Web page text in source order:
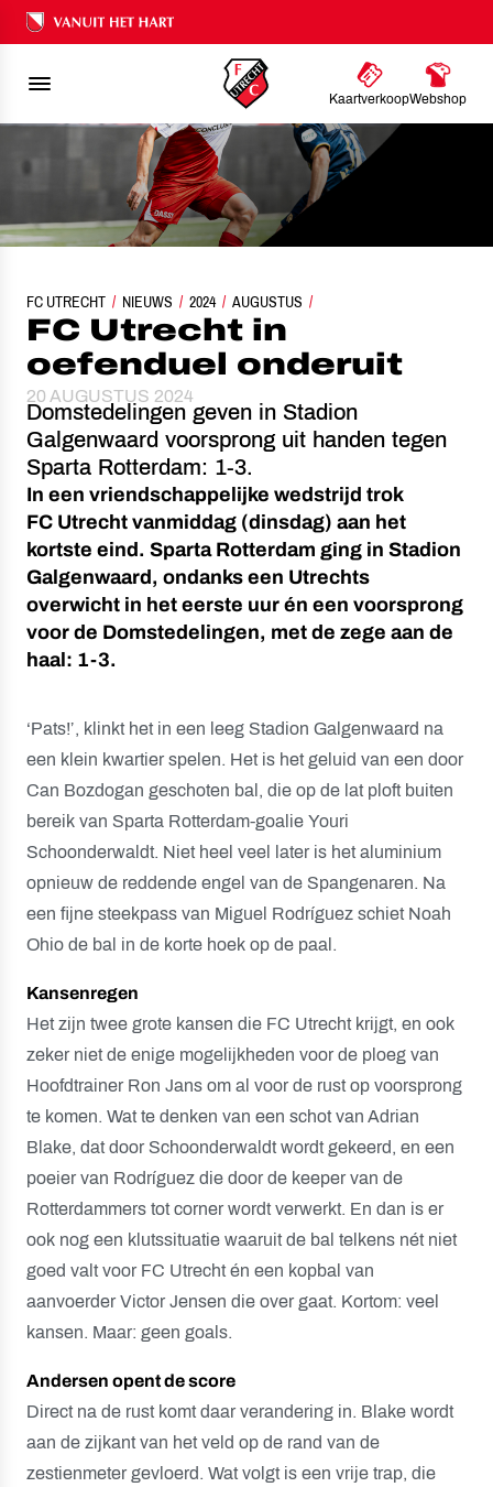
Ons nalatenschap
KaartverkoopWebshop
FC UTRECHT NIEUWS 2024 AUGUSTUS
FC UTRECHT IN OEFENDUEL ONDERUIT
FC Utrecht in
oefenduel onderuit
20 AUGUSTUS 2024
Domstedelingen geven in Stadion
Galgenwaard voorsprong uit handen tegen
Sparta Rotterdam: 1-3.
In een vriendschappelijke wedstrijd trok
FC Utrecht vanmiddag (dinsdag) aan het
kortste eind. Sparta Rotterdam ging in Stadion
Galgenwaard, ondanks een Utrechts
overwicht in het eerste uur én een voorsprong
voor de Domstedelingen, met de zege aan de
haal: 1-3.
‘Pats!’, klinkt het in een leeg Stadion Galgenwaard na
een klein kwartier spelen. Het is het geluid van een door
Can Bozdogan geschoten bal, die op de lat ploft buiten
bereik van Sparta Rotterdam-goalie Youri
Schoonderwaldt. Niet heel veel later is het aluminium
opnieuw de reddende engel van de Spangenaren. Na
een fijne steekpass van Miguel Rodríguez schiet Noah
Ohio de bal in de korte hoek op de paal.
Kansenregen
Het zijn twee grote kansen die FC Utrecht krijgt, en ook
zeker niet de enige mogelijkheden voor de ploeg van
Hoofdtrainer Ron Jans om al voor de rust op voorsprong
te komen. Wat te denken van een schot van Adrian
Blake, dat door Schoonderwaldt wordt gekeerd, en een
poeier van Rodríguez die door de keeper van de
Rotterdammers tot corner wordt verwerkt. En dan is er
ook nog een klutssituatie waaruit de bal telkens nét niet
goed valt voor FC Utrecht én een kopbal van
aanvoerder Victor Jensen die over gaat. Kortom: veel
kansen. Maar: geen goals.
Andersen opent de score
Direct na de rust komt daar verandering in. Blake wordt
aan de zijkant van het veld op de rand van de
zestienmeter gevloerd. Wat volgt is een vrije trap, die